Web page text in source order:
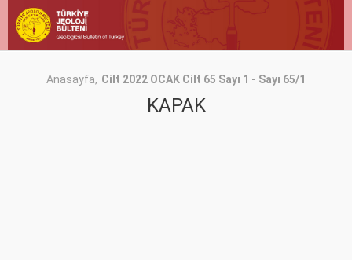
Anasayfa Cilt 2022 OCAK Cilt 65 Sayı 1 - Sayı 65/1
KAPAK